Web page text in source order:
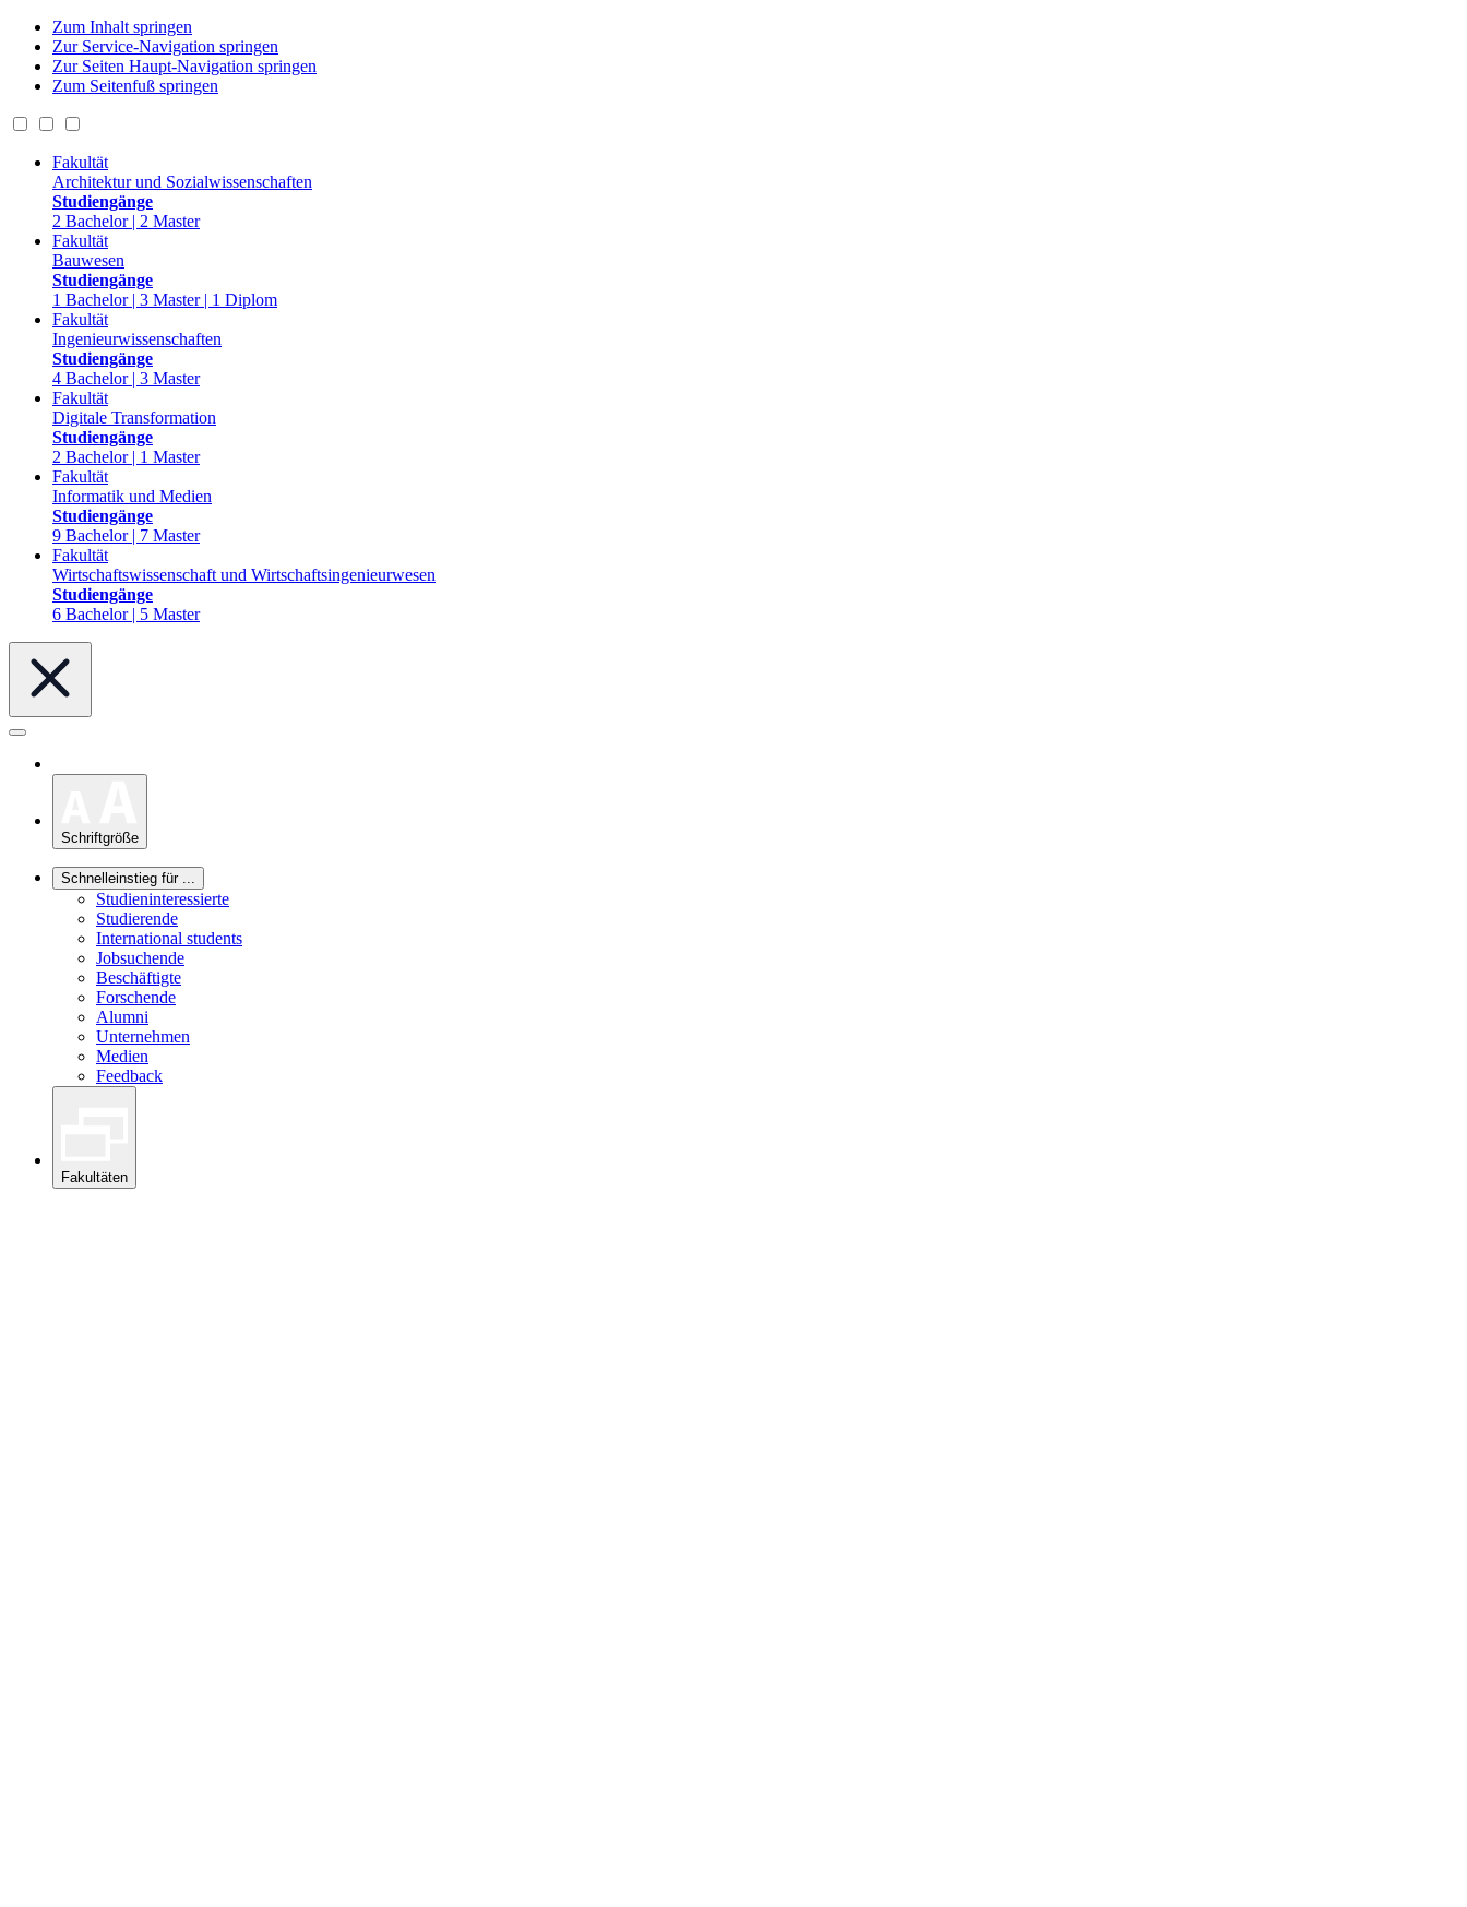
Zum Inhalt springen
Zur Service-Navigation springen
Zur Seiten Haupt-Navigation springen
Zum Seitenfuß springen
Fakultät
Architektur und Sozialwissenschaften
Studiengänge
2 Bachelor | 2 Master
Fakultät
Bauwesen
Studiengänge
1 Bachelor | 3 Master | 1 Diplom
Fakultät
Ingenieurwissenschaften
Studiengänge
4 Bachelor | 3 Master
Fakultät
Digitale Transformation
Studiengänge
2 Bachelor | 1 Master
Fakultät
Informatik und Medien
Studiengänge
9 Bachelor | 7 Master
Fakultät
Wirtschaftswissenschaft und Wirtschaftsingenieurwesen
Studiengänge
6 Bachelor | 5 Master
Schriftgröße
Schnelleinstieg für ...
Studieninteressierte
Studierende
International students
Jobsuchende
Beschäftigte
Forschende
Alumni
Unternehmen
Medien
Feedback
Fakultäten